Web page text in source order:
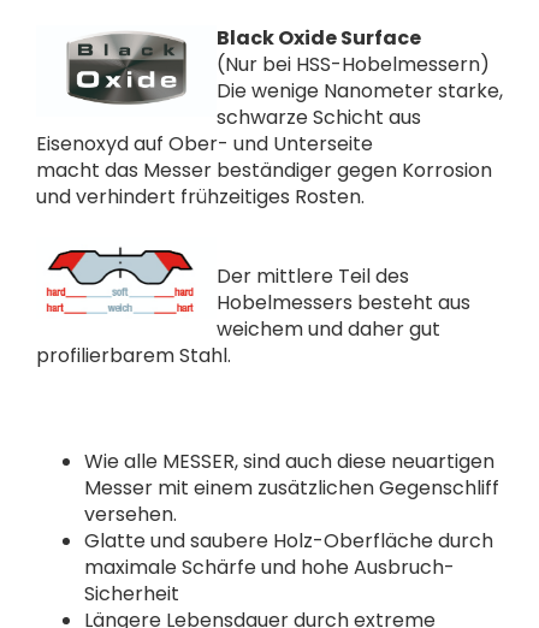
Black Oxide Surface
(Nur bei HSS-Hobelmessern)
Die wenige Nanometer starke,
schwarze Schicht aus
Eisenoxyd auf Ober- und Unterseite
macht das Messer beständiger gegen Korrosion
und verhindert frühzeitiges Rosten.
Der mittlere Teil des
Hobelmessers besteht aus
weichem und daher gut
profilierbarem Stahl.
Wie alle MESSER, sind auch diese neuartigen
Messer mit einem zusätzlichen Gegenschliff
versehen.
Glatte und saubere Holz-Oberfläche durch
maximale Schärfe und hohe Ausbruch-
Sicherheit
Längere Lebensdauer durch extreme